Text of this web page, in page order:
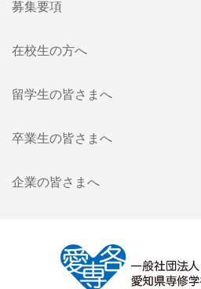
募集要項
在校生の方へ
留学生の皆さまへ
卒業生の皆さまへ
企業の皆さまへ